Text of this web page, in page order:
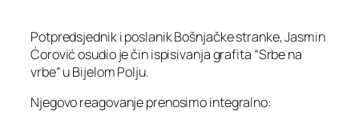
Potpredsjednik i poslanik Bošnjačke stranke, Jasmin
Ćorović osudio je čin ispisivanja grafita “Srbe na
vrbe” u Bijelom Polju.
Njegovo reagovanje prenosimo integralno: